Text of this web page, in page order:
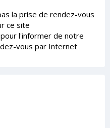
la prise de rendez-vous
ce site
l'informer de notre
vous par Internet